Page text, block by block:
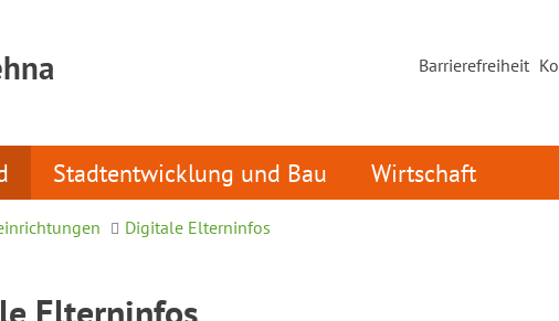
Barrierefreiheit
Stadtentwicklung und Bau Wirtschaft
Digitale Elterninfos